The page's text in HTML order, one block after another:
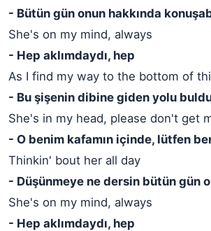
- Bütün gün onun hakkında
She's on my mind, always
- Hep aklımdaydı, hep
As I find my way to the bottom of
- Bu şişenin dibine giden yolu
She's in my head, please don't get
- O benim kafamın içinde, lütfen
Thinkin' bout her all day
- Düşünmeye ne dersin bütün gün
She's on my mind, always
- Hep aklımdaydı, hep